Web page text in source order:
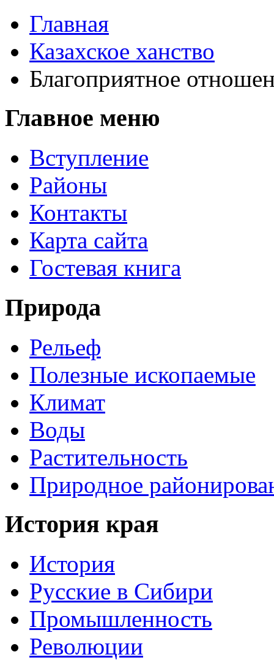
Главная
Казахское ханство
Благоприятное
Главное меню
Вступление
Районы
Контакты
Карта сайта
Гостевая книга
Природа
Рельеф
Полезные ископаемые
Климат
Воды
Растительность
Природное
История края
История
Русские в Сибири
Промышленность
Революции